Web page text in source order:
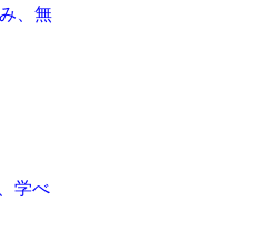
、無
学べ